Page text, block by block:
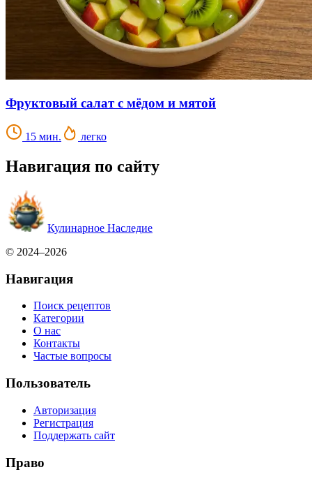
Фруктовый салат с мёдом и мятой
15 мин. легко
Навигация по сайту
Кулинарное Наследие
© 2024–2026
Навигация
Поиск рецептов
Категории
О нас
Контакты
Частые вопросы
Пользователь
Авторизация
Регистрация
Поддержать сайт
Право